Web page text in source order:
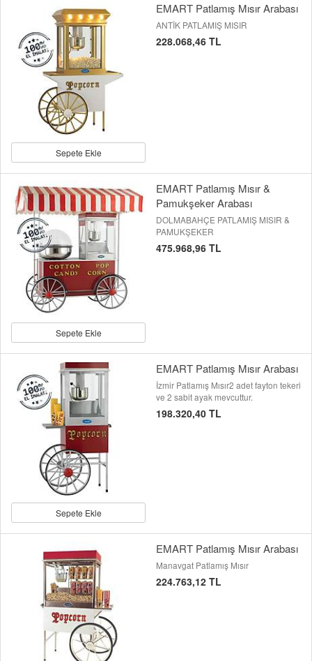
Sepete Ekle
EMART Patlamış Mısır Arabası
ANTİK PATLAMIŞ MISIR
228.068,46 TL
Sepete Ekle
EMART Patlamış Mısır &
Pamukşeker Arabası
DOLMABAHÇE PATLAMIŞ MISIR &
PAMUKŞEKER
475.968,96 TL
Sepete Ekle
EMART Patlamış Mısır Arabası
İzmir Patlamış Mısır2 adet fayton tekeri
ve 2 sabit ayak mevcuttur.
198.320,40 TL
EMART Patlamış Mısır Arabası
Manavgat Patlamış Mısır
224.763,12 TL